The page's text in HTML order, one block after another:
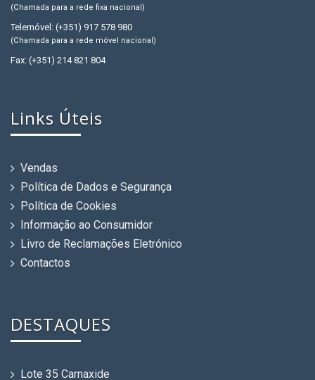
(Chamada para a rede fixa nacional)
Telemóvel: (+351) 917 578 980
(Chamada para a rede móvel nacional)
Fax: (+351) 214 821 804
Links Úteis
Vendas
Política de Dados e Segurança
Política de Cookies
Informação ao Consumidor
Livro de Reclamações Eletrónico
Contactos
DESTAQUES
Lote 35 Carnaxide